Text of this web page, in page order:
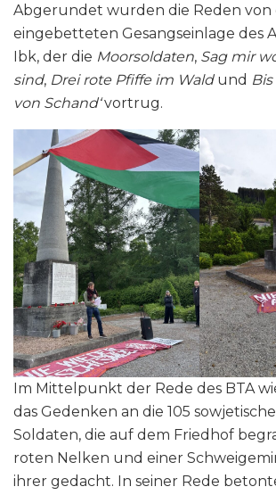
Abgerundet wurden die Reden von
eingebetteten Gesangseinlage des
Ibk, der die Moorsoldaten, Sag mir
sind, Drei rote Pfiffe im Waldund
von Schand‘vortrug.
Im Mittelpunkt der Rede des BTA
das Gedenken an die 105
Soldaten, die auf dem Friedhof
roten Nelken und einer
ihrer gedacht. In seiner Rede